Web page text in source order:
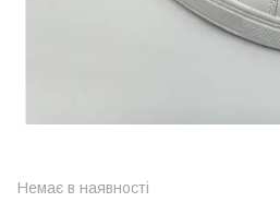
Немає в наявності